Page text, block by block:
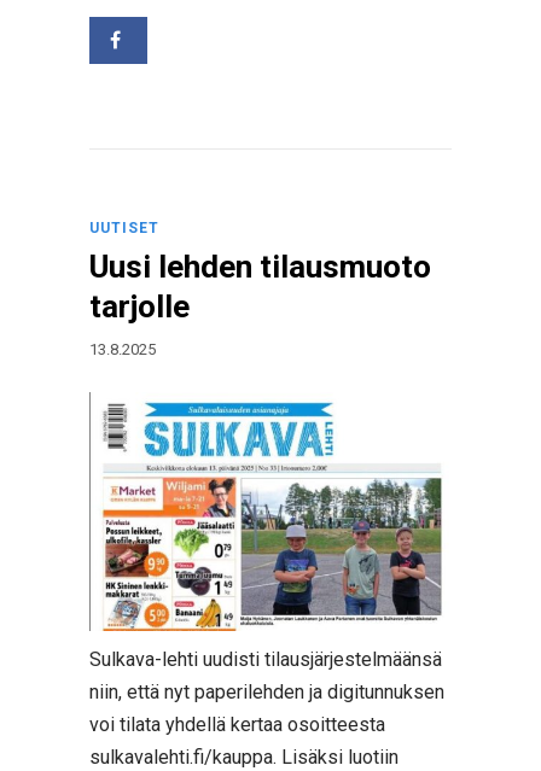
UUTISET
Uusi lehden tilausmuoto
tarjolle
13.8.2025
Sulkava-lehti uudisti tilausjärjestelmäänsä
niin, että nyt paperilehden ja digitunnuksen
voi tilata yhdellä kertaa osoitteesta
sulkavalehti.fi/kauppa. Lisäksi luotiin